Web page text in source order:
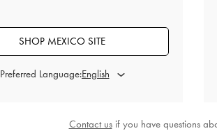
SHOP MEXICO SITE
Preferred Language:
Contact usif you have questions